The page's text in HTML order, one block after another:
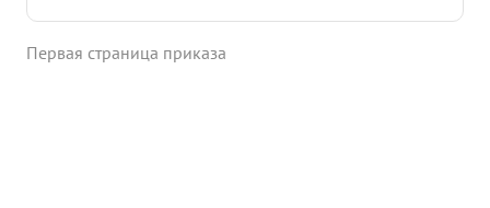
лейтенант СИДОРОВ и стрелок старший сержант
Первая страница приказа